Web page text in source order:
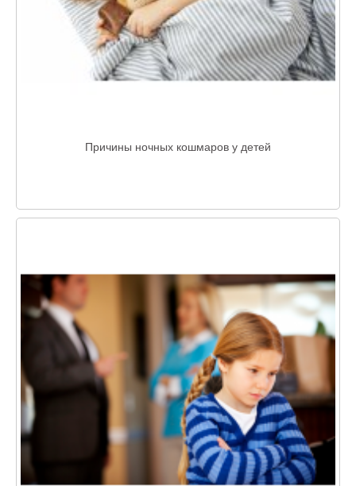
Причины ночных кошмаров у детей